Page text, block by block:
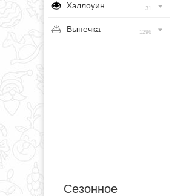
Хэллоуин 31
Выпечка 1296
Сезонное